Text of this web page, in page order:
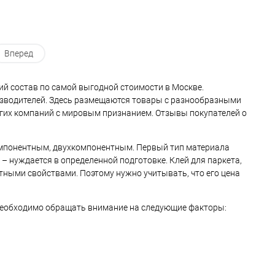
Вперед
состав по самой выгодной стоимости в Москве.
Здесь размещаются товары с разнообразными
компаний с мировым признанием. Отзывы покупателей о
двухкомпонентным. Первый тип материала
в определенной подготовке. Клей для паркета,
свойствами. Поэтому нужно учитывать, что его цена
обращать внимание на следующие факторы: